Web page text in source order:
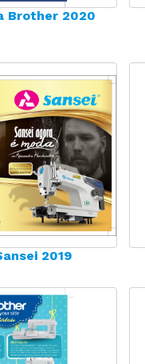
Brother 2020
2019